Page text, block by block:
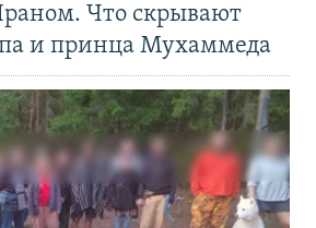
Что скрывают
и принца Мухаммеда